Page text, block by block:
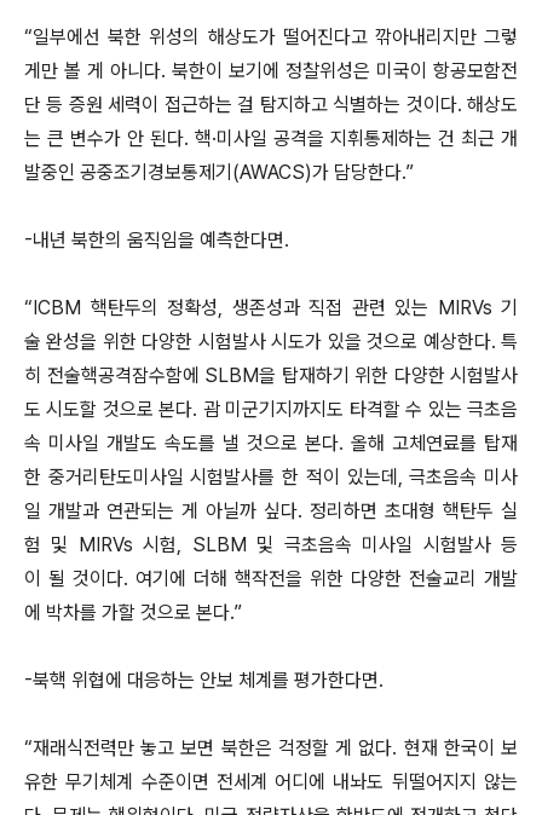
“일부에선 북한 위성의 해상도가 떨어진다고 깎아내리지만 그렇
게만 볼 게 아니다. 북한이 보기에 정찰위성은 미국이 항공모함전
단 등 증원 세력이 접근하는 걸 탐지하고 식별하는 것이다. 해상도
는 큰 변수가 안 된다. 핵·미사일 공격을 지휘통제하는 건 최근 개
발중인 공중조기경보통제기(AWACS)가 담당한다.”
-내년 북한의 움직임을 예측한다면.
“ICBM 핵탄두의 정확성, 생존성과 직접 관련 있는 MIRVs 기
술 완성을 위한 다양한 시험발사 시도가 있을 것으로 예상한다. 특
히 전술핵공격잠수함에 SLBM을 탑재하기 위한 다양한 시험발사
도 시도할 것으로 본다. 괌 미군기지까지도 타격할 수 있는 극초음
속 미사일 개발도 속도를 낼 것으로 본다. 올해 고체연료를 탑재
한 중거리탄도미사일 시험발사를 한 적이 있는데, 극초음속 미사
일 개발과 연관되는 게 아닐까 싶다. 정리하면 초대형 핵탄두 실
험 및 MIRVs 시험, SLBM 및 극초음속 미사일 시험발사 등
이 될 것이다. 여기에 더해 핵작전을 위한 다양한 전술교리 개발
에 박차를 가할 것으로 본다.”
-북핵 위협에 대응하는 안보 체계를 평가한다면.
“재래식전력만 놓고 보면 북한은 걱정할 게 없다. 현재 한국이 보
유한 무기체계 수준이면 전세계 어디에 내놔도 뒤떨어지지 않는